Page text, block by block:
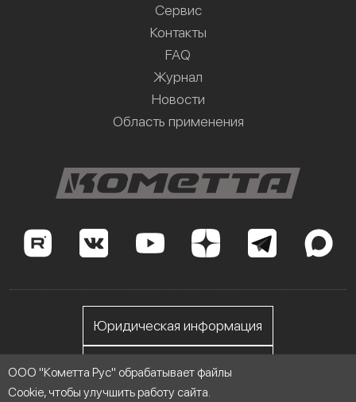
Сервис
Контакты
FAQ
Журнал
Новости
Область применения
Юридическая информация
Личный кабинет
ООО "Кометта Рус" обрабатывает файлы
Cookie, чтобы улучшить работу сайта.